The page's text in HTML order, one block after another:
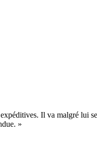
Il va malgré lui
»